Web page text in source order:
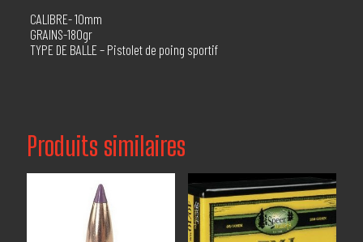
CALIBRE- 10mm
GRAINS-180gr
TYPE DE BALLE – Pistolet de poing sportif
Produits similaires